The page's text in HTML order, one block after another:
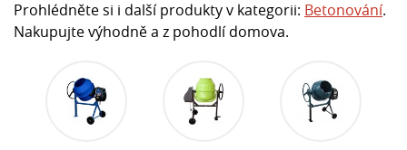
Prohlédněte si i další produkty v kategorii: Betonování.
Nakupujte výhodně a z pohodlí domova.